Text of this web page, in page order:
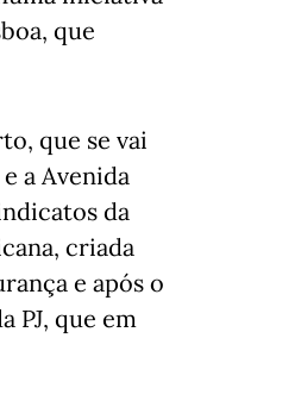
que
que se vai
a Avenida
da
criada
e após o
PJ, que em